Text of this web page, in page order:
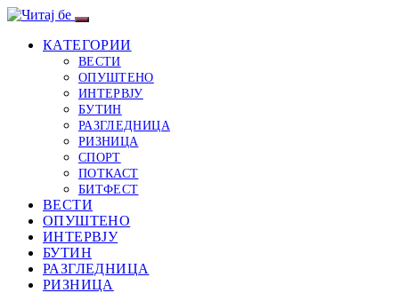
КАТЕГОРИИ
ВЕСТИ
ОПУШТЕНО
ИНТЕРВЈУ
БУТИН
РАЗГЛЕДНИЦА
РИЗНИЦА
СПОРТ
ПОТКАСТ
БИТФЕСТ
ВЕСТИ
ОПУШТЕНО
ИНТЕРВЈУ
БУТИН
РАЗГЛЕДНИЦА
РИЗНИЦА